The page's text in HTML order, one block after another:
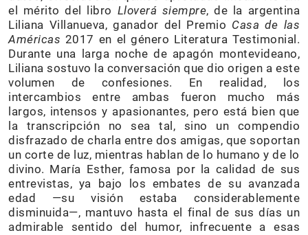
el mérito del libro Lloverá siempre, de la argentina
Liliana Villanueva, ganador del Premio Casa de las
Américas 2017 en el género Literatura Testimonial.
Durante una larga noche de apagón montevideano,
Liliana sostuvo la conversación que dio origen a este
volumen de confesiones. En realidad, los
intercambios entre ambas fueron mucho más
largos, intensos y apasionantes, pero está bien que
la transcripción no sea tal, sino un compendio
disfrazado de charla entre dos amigas, que soportan
un corte de luz, mientras hablan de lo humano y de lo
divino. María Esther, famosa por la calidad de sus
entrevistas, ya bajo los embates de su avanzada
edad —su visión estaba considerablemente
disminuida—, mantuvo hasta el final de sus días un
admirable sentido del humor, infrecuente a esas